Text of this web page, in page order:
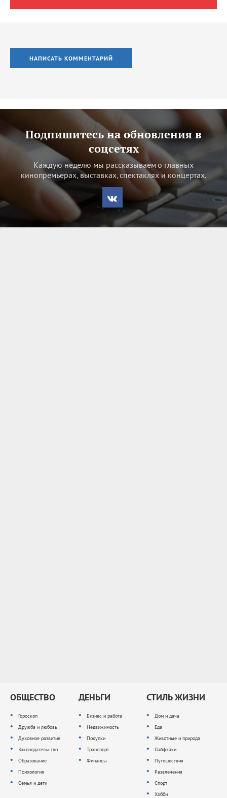
НАПИСАТЬ КОММЕНТАРИЙ
Подпишитесь на обновления в
соцсетях
Каждую неделю мы рассказываем о главных
кинопремьерах, выставках, спектаклях и концертах.
ОБЩЕСТВО
Гороскоп
Дружба и любовь
Духовное развитие
Законодательство
Образование
Психология
Семья и дети
ДЕНЬГИ
Бизнес и работа
Недвижимость
Покупки
Транспорт
Финансы
СТИЛЬ ЖИЗНИ
Дом и дача
Еда
Животные и природа
Лайфхаки
Путешествия
Развлечения
Спорт
Хобби